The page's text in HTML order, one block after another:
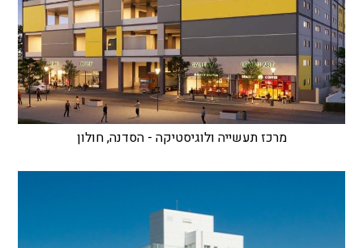
מרכז תעשייה ולוגיסטיקה - הסדנה, חולון